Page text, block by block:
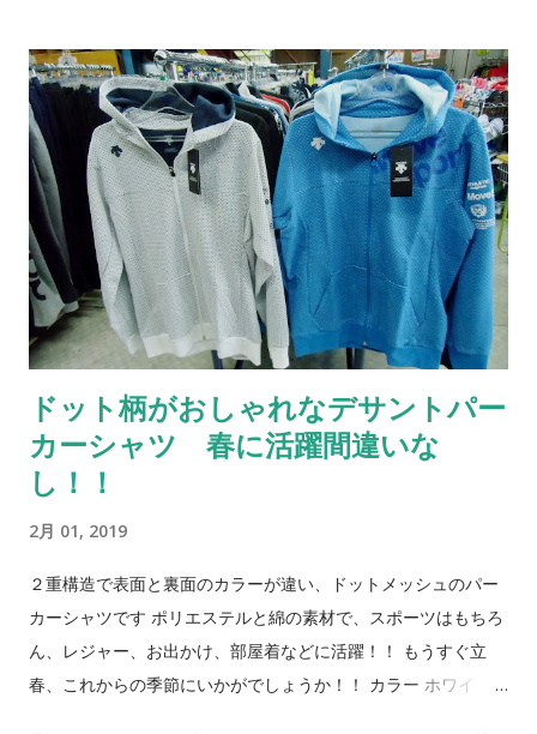
ック/Ｍ・Ｌ・ＬＬ ◆ 画像をクリックすると商品詳細ページが
表示されます ※撮影状況や環境により画像の色合いが若干異な
る場合がございます。ご了承ください スポーツはもちろん普段
着にも活躍！！ 店舗・ネットショップ・外商で販売のため 在庫
終了の際はご容赦ください よろしくお願いいたします！！ その
他のメンズウエアーはこちら
ドット柄がおしゃれなデサントパー
カーシャツ 春に活躍間違いな
し！！
2月 01, 2019
２重構造で表面と裏面のカラーが違い、ドットメッシュのパー
カーシャツです ポリエステルと綿の素材で、スポーツはもちろ
ん、レジャー、お出かけ、部屋着などに活躍！！ もうすぐ立
春、これからの季節にいかがでしょうか！！ カラー ホワイ